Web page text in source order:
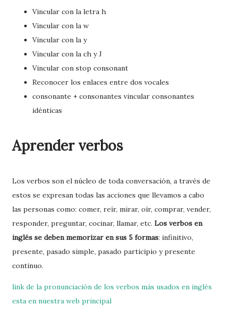
Vincular con la letra h
Vincular con la w
Vincular con la y
Vincular con la ch y J
Vincular con stop consonant
Reconocer los enlaces entre dos vocales
consonante + consonantes vincular consonantes
idénticas
Aprender verbos
Los verbos son el núcleo de toda conversación, a través de
estos se expresan todas las acciones que llevamos a cabo
las personas como: comer, reír, mirar, oír, comprar, vender,
responder, preguntar, cocinar, llamar, etc. Los verbos en
inglés se deben memorizar en sus 5 formas: infinitivo,
presente, pasado simple, pasado participio y presente
continuo.
link de la pronunciación de los verbos más usados en inglés
esta en nuestra web principal